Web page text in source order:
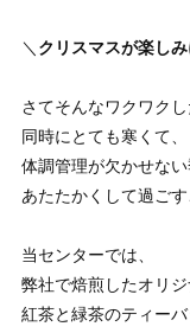
＼ クリスマスが楽し
さてそんなワクワクし
同時にとても寒くて、
体調管理が欠かせない
あたたかくして過ごす
当センターでは、
弊社で焙煎したオリジ
紅茶と緑茶のティーバ